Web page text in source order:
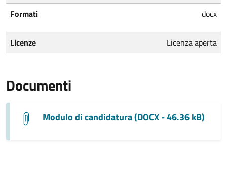
Formati
docx
Licenze Licenza aperta
Documenti
Modulo di candidatura (DOCX - 46.36 kB)